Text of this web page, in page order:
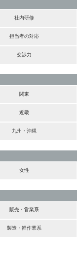
社内研修
担当者の対応
交渉力
関東
近畿
九州・沖縄
女性
販売・営業系
製造・軽作業系